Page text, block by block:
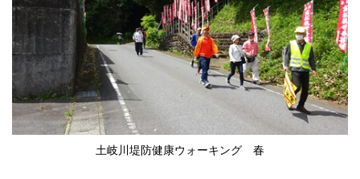
土岐川堤防健康ウォーキング 春